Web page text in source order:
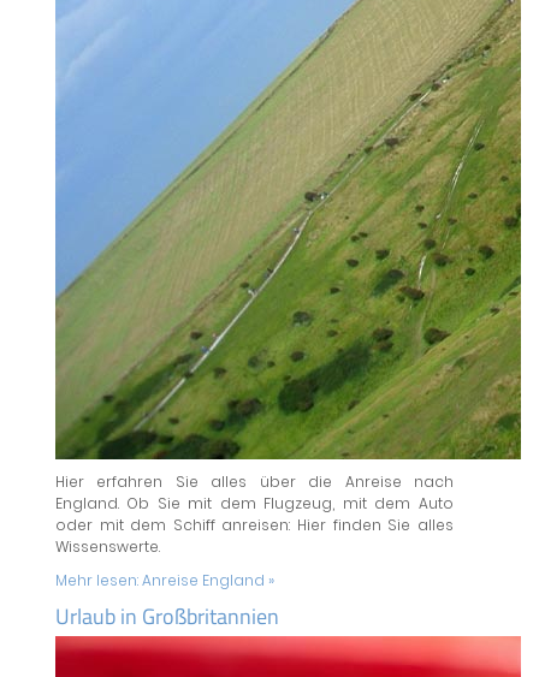
Hier erfahren Sie alles über die Anreise nach
England. Ob Sie mit dem Flugzeug, mit dem Auto
oder mit dem Schiff anreisen: Hier finden Sie alles
Wissenswerte.
Mehr lesen:Anreise England »
Urlaub in Großbritannien